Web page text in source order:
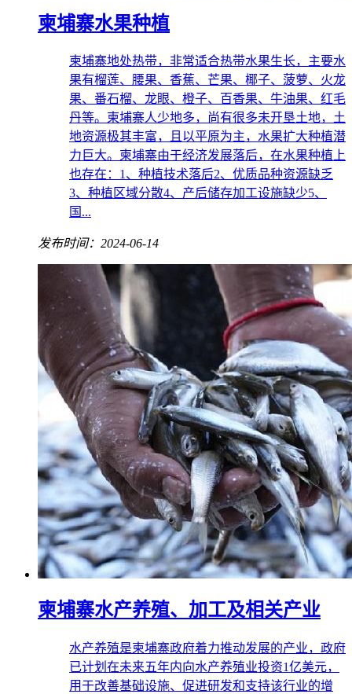
柬埔寨水果种植
柬埔寨地处热带，非常适合热带水果生长，主要水
果有榴莲、腰果、香蕉、芒果、椰子、菠萝、火龙
果、番石榴、龙眼、橙子、百香果、牛油果、红毛
丹等。柬埔寨人少地多，尚有很多未开垦土地，土
地资源极其丰富，且以平原为主，水果扩大种植潜
力巨大。柬埔寨由于经济发展落后，在水果种植上
也存在：1、种植技术落后2、优质品种资源缺乏
3、种植区域分散4、产后储存加工设施缺少5、
国...
发布时间：2024-06-14
柬埔寨水产养殖、加工及相关产业
水产养殖是柬埔寨政府着力推动发展的产业，政府
已计划在未来五年内向水产养殖业投资1亿美元，
用于改善基础设施、促进研发和支持该行业的增